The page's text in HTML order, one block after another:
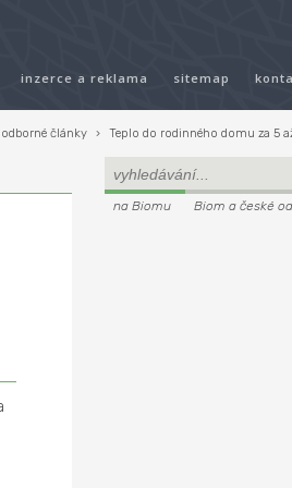
inzerce a reklama sitemap
odborné články › Teplo do rodinného domu za 5
na Biomu Biom a české